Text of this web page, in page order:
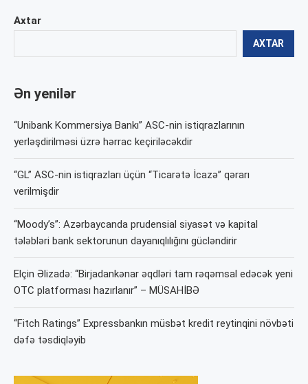
Axtar
AXTAR
Ən yenilər
“Unibank Kommersiya Bankı” ASC-nin istiqrazlarının
yerləşdirilməsi üzrə hərrac keçiriləcəkdir
“GL” ASC-nin istiqrazları üçün “Ticarətə İcazə” qərarı
verilmişdir
“Moody’s”: Azərbaycanda prudensial siyasət və kapital
tələbləri bank sektorunun dayanıqlılığını gücləndirir
Elçin Əlizadə: “Birjadankənar əqdləri tam rəqəmsal edəcək yeni
OTC platforması hazırlanır” – MÜSAHİBƏ
“Fitch Ratings” Expressbankın müsbət kredit reytinqini növbəti
dəfə təsdiqləyib